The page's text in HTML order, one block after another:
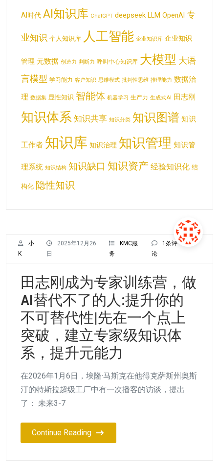
小
K
2025年12月26
日
KMC服
务
1条评
论
田志刚成为专家训练营，做
AI替代不了的人:提升你的
不可替代性|先在一个点上
突破，建立专家级知识体
系，提升元能力
在2026年1月6日，埃隆·马斯克在他得克萨斯州奥斯
汀的特斯拉超级工厂中有一次播客的访谈，提出
了： 未来3-7
Continue Reading
AI时代 AI知识库 ChatGPT deepseek LLM OpenAI 专
业知识 个人知识库 人工智能 企业知识库 企业知识
管理 元数据 创造力 判断力 呼叫中心知识库 大模型 大语
言模型 学习能力 客户知识 思维模式 批判性思维 推理能力 数据治
理 数据集 显性知识 智能体 机器学习 生产力 生成式AI 田志刚
知识体系 知识共享 知识分类 知识图谱 知识
工作者 知识库 知识治理 知识管理 知识管
理系统 知识结构 知识缺口 知识资产 经验知识化 结
构化 隐性知识